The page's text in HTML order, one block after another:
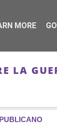
LA
MORE